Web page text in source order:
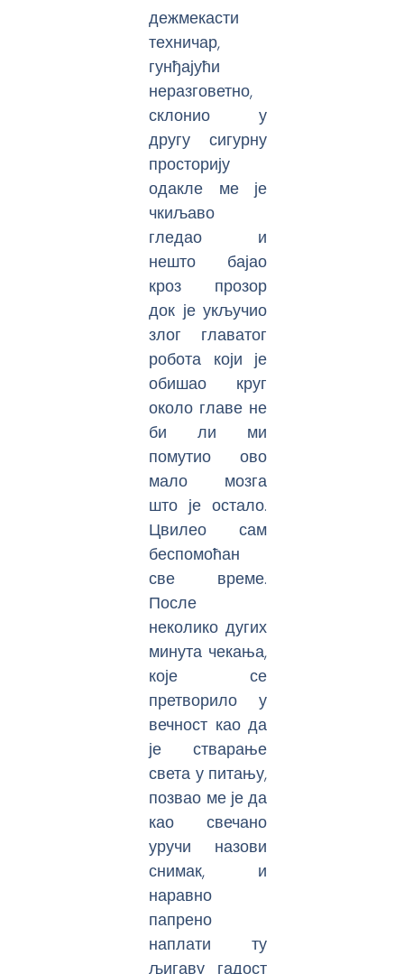
дежмекасти
техничар,
гунђајући
неразговетно,
склонио у
другу сигурну
просторију
одакле ме је
чкиљаво
гледао и
нешто бајао
кроз прозор
док је укључио
злог главатог
робота који је
обишао круг
около главе не
би ли ми
помутио ово
мало мозга
што је остало.
Цвилео сам
беспомоћан
све време.
После
неколико дугих
минута чекања,
које се
претворило у
вечност као да
је стварање
света у питању,
позвао ме је да
као свечано
уручи назови
снимак, и
наравно
папрено
наплати ту
љигаву гадост